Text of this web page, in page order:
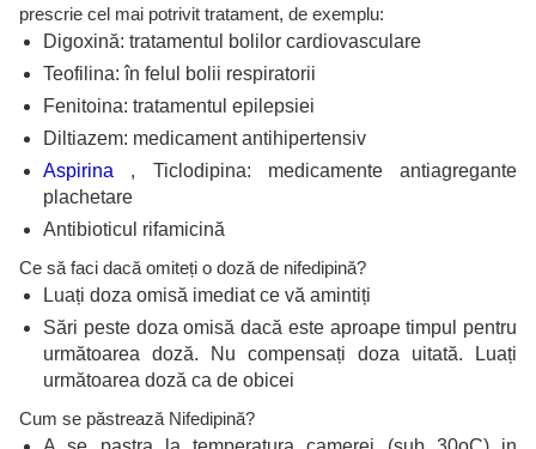
prescrie cel mai potrivit tratament, de exemplu:
Digoxină: tratamentul bolilor cardiovasculare
Teofilina: în felul bolii respiratorii
Fenitoina: tratamentul epilepsiei
Diltiazem: medicament antihipertensiv
Aspirina , Ticlodipina: medicamente antiagregante
plachetare
Antibioticul rifamicină
Ce să faci dacă omiteți o doză de nifedipină?
Luați doza omisă imediat ce vă amintiți
Sări peste doza omisă dacă este aproape timpul pentru
următoarea doză. Nu compensați doza uitată. Luați
următoarea doză ca de obicei
Cum se păstrează Nifedipină?